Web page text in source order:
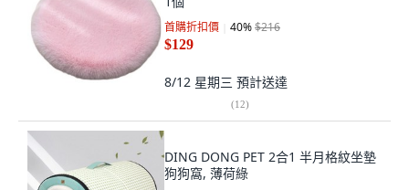
首購折扣價 40%$216
$129
8/12 星期三 預計送達
(12)
DING DONG PET 2合1 半月格紋坐墊
狗狗窩, 薄荷綠